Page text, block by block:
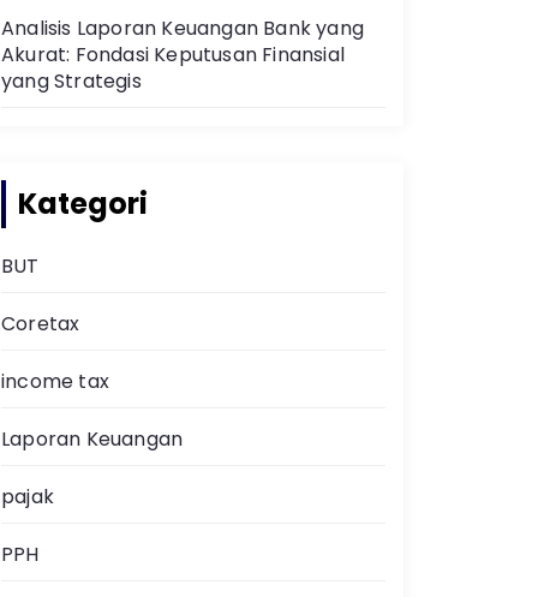
Analisis Laporan Keuangan Bank yang
Akurat: Fondasi Keputusan Finansial
yang Strategis
Kategori
BUT
Coretax
income tax
Laporan Keuangan
pajak
PPH